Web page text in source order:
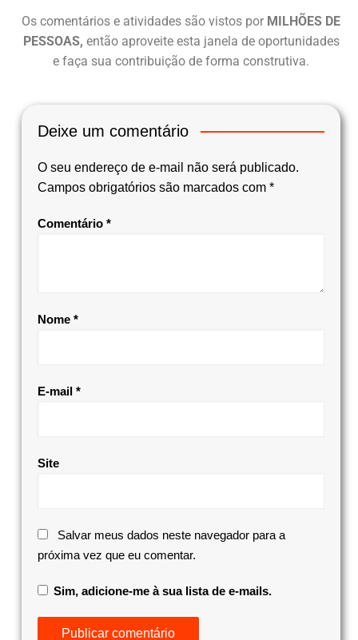
Os comentários e atividades são vistos por MILHÕES DE
PESSOAS, então aproveite esta janela de oportunidades
e faça sua contribuição de forma construtiva.
Deixe um comentário
O seu endereço de e-mail não será publicado.
Campos obrigatórios são marcados com *
Comentário *
Nome *
E-mail *
Site
Salvar meus dados neste navegador para a
próxima vez que eu comentar.
Sim, adicione-me à sua lista de e-mails.